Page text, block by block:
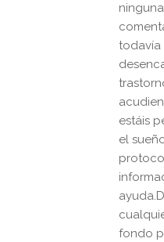
todavía
estáis
el
fondo